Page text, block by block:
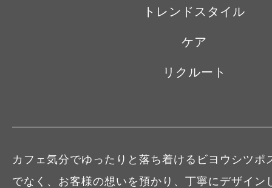
トレンドスタイル
ケア
リクルート
カフェ気分でゆったりと落ち着けるビヨウシツ
でなく、お客様の想いを預かり、丁寧にデザイン